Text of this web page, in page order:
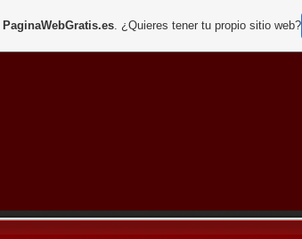
PaginaWebGratis.es. ¿Quieres tener tu propio sitio web?